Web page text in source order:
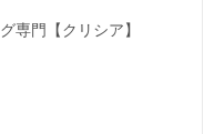
専門【クリシア】